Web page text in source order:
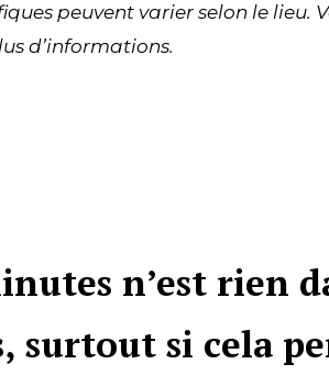
peuvent varier selon le lieu.
d’informations.
n’est rien
surtout si cela